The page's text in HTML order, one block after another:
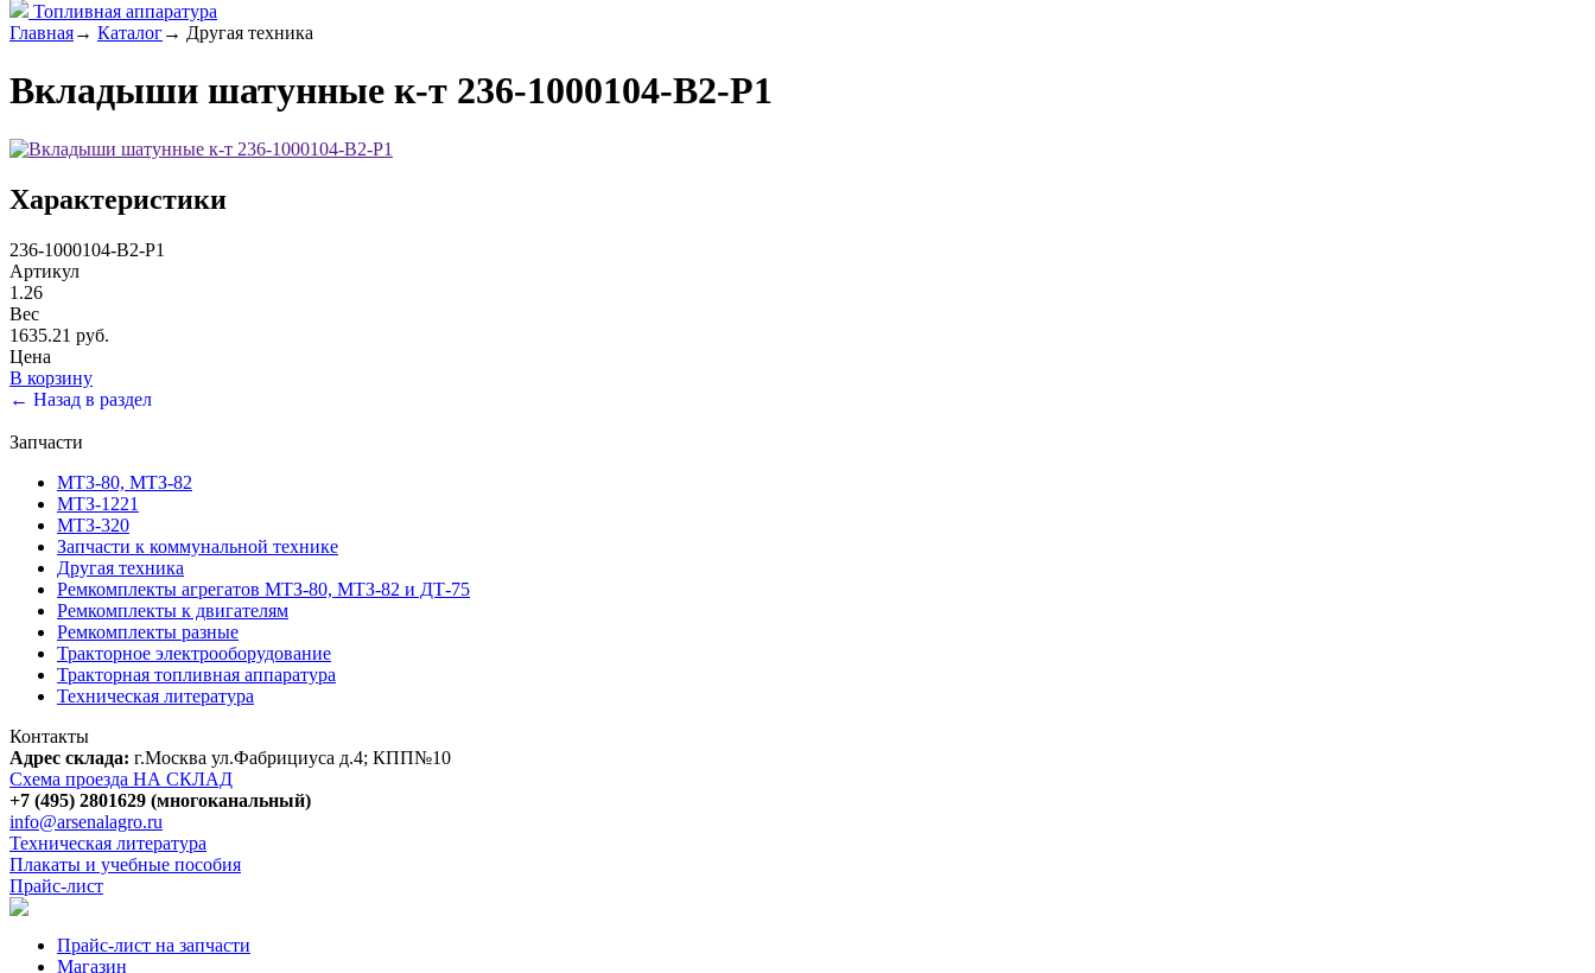
Топливная аппаратура
Главная→ Каталог→ Другая техника
Вкладыши шатунные к-т 236-1000104-В2-Р1
Характеристики
236-1000104-В2-Р1
Артикул
1.26
Вес
1635.21 руб.
Цена
В корзину
← Назад в раздел
Запчасти
МТЗ-80, МТЗ-82
МТЗ-1221
МТЗ-320
Запчасти к коммунальной технике
Другая техника
Ремкомплекты агрегатов МТЗ-80, МТЗ-82 и ДТ-75
Ремкомплекты к двигателям
Ремкомплекты разные
Тракторное электрооборудование
Тракторная топливная аппаратура
Техническая литература
Контакты
Адрес склада: г.Москва ул.Фабрициуса д.4; КПП№10
Схема проезда НА СКЛАД
+7 (495) 2801629 (многоканальный)
info@arsenalagro.ru
Техническая литература
Плакаты и учебные пособия
Прайс-лист
Прайс-лист на запчасти
Магазин